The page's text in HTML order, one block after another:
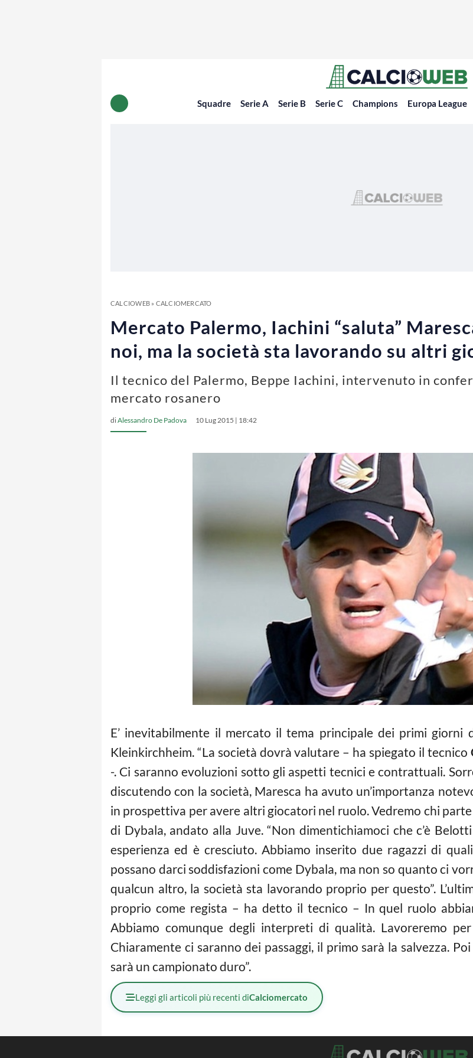
Squadre Serie A Serie B Serie C Champions Europa League
CALCIOWEB» CALCIOMERCATO
Mercato Palermo, Iachini “saluta”
noi, ma la società sta lavorando su altri
Il tecnico del Palermo, Beppe Iachini, intervenuto in
mercato rosanero
diAlessandro De Padova 10 Lug 2015 | 18:42
E’ inevitabilmente il mercato il tema principale dei primi giorni
Kleinkirchheim. “La società dovrà valutare – ha spiegato il tecnico
-. Ci saranno evoluzioni sotto gli aspetti tecnici e contrattuali.
discutendo con la società, Maresca ha avuto un’importanza
in prospettiva per avere altri giocatori nel ruolo. Vedremo chi parte
di Dybala, andato alla Juve. “Non dimentichiamoci che c’è
esperienza ed è cresciuto. Abbiamo inserito due ragazzi di
possano darci soddisfazioni come Dybala, ma non so quanto ci
qualcun altro, la società sta lavorando proprio per questo”.
proprio come regista – ha detto il tecnico – In quel ruolo
Abbiamo comunque degli interpreti di qualità. Lavoreremo
Chiaramente ci saranno dei passaggi, il primo sarà la salvezza.
sarà un campionato duro”.
Leggi gli articoli più recenti diCalciomercato